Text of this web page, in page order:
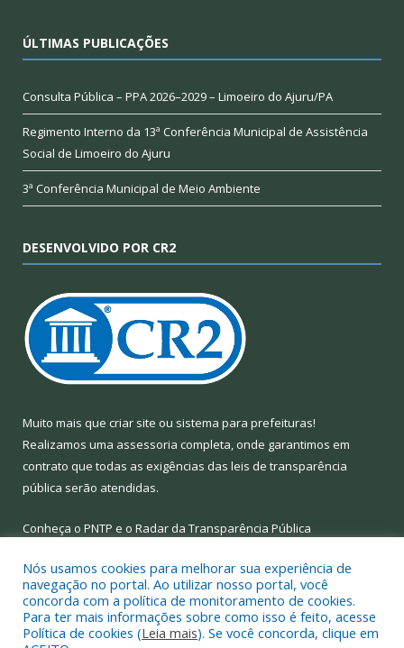
ÚLTIMAS PUBLICAÇÕES
Consulta Pública – PPA 2026–2029 – Limoeiro do Ajuru/PA
Regimento Interno da 13ª Conferência Municipal de Assistência
Social de Limoeiro do Ajuru
3ª Conferência Municipal de Meio Ambiente
DESENVOLVIDO POR CR2
Muito mais que criar site ou sistema para prefeituras!
Realizamos uma assessoria completa, onde garantimos em
contrato que todas as exigências das leis de transparência
pública serão atendidas.
Conheça o PNTP e o Radar da Transparência Pública
Todos os direitos reservados a Prefeitura Municipal de Limoeiro
do Ajuru.
Nós usamos cookies para melhorar sua experiência de
navegação no portal. Ao utilizar nosso portal, você
concorda com a política de monitoramento de cookies.
Para ter mais informações sobre como isso é feito, acesse
Política de cookies (Leia mais). Se você concorda, clique em